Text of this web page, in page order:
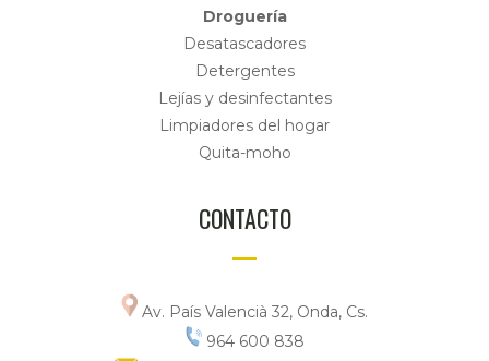
Droguería
Desatascadores
Detergentes
Lejías y desinfectantes
Limpiadores del hogar
Quita-moho
CONTACTO
Av. País Valencià 32, Onda, Cs.
964 600 838